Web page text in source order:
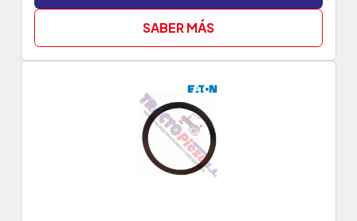
SABER MÁS